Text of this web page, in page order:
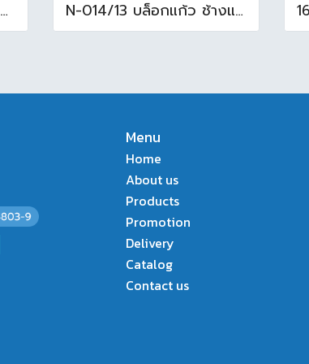
N-003/13 บล็อกแก้ว ช้างแก้ว WOW พริ้วแก้ว ( 24x11.5x8cm ) N-014/13 บล็อกแก้ว ช้างแแก้ว WOW หยาดเพชร ( 24x11.5x8 cm.)
Menu
Home
About us
Products
Promotion
Delivery
Catalog
Contact us